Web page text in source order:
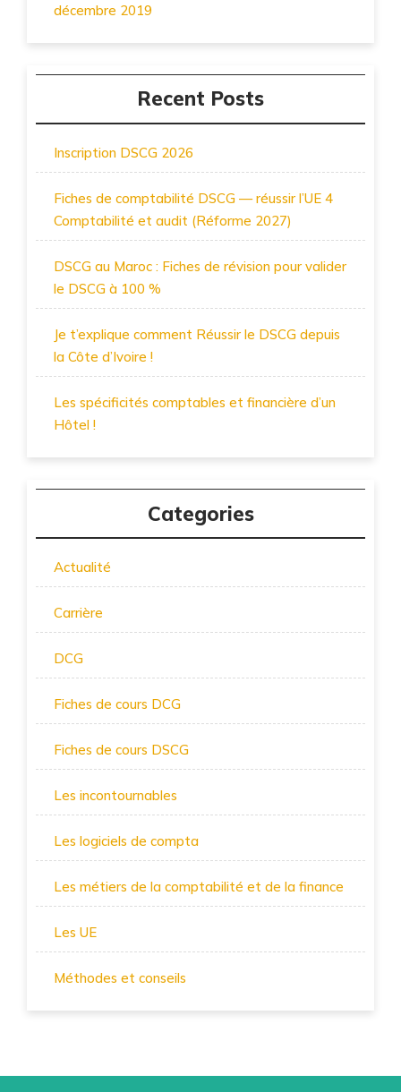
décembre 2019
Recent Posts
Inscription DSCG 2026
Fiches de comptabilité DSCG — réussir l’UE 4
Comptabilité et audit (Réforme 2027)
DSCG au Maroc : Fiches de révision pour valider
le DSCG à 100 %
Je t’explique comment Réussir le DSCG depuis
la Côte d’Ivoire !
Les spécificités comptables et financière d’un
Hôtel !
Categories
Actualité
Carrière
DCG
Fiches de cours DCG
Fiches de cours DSCG
Les incontournables
Les logiciels de compta
Les métiers de la comptabilité et de la finance
Les UE
Méthodes et conseils